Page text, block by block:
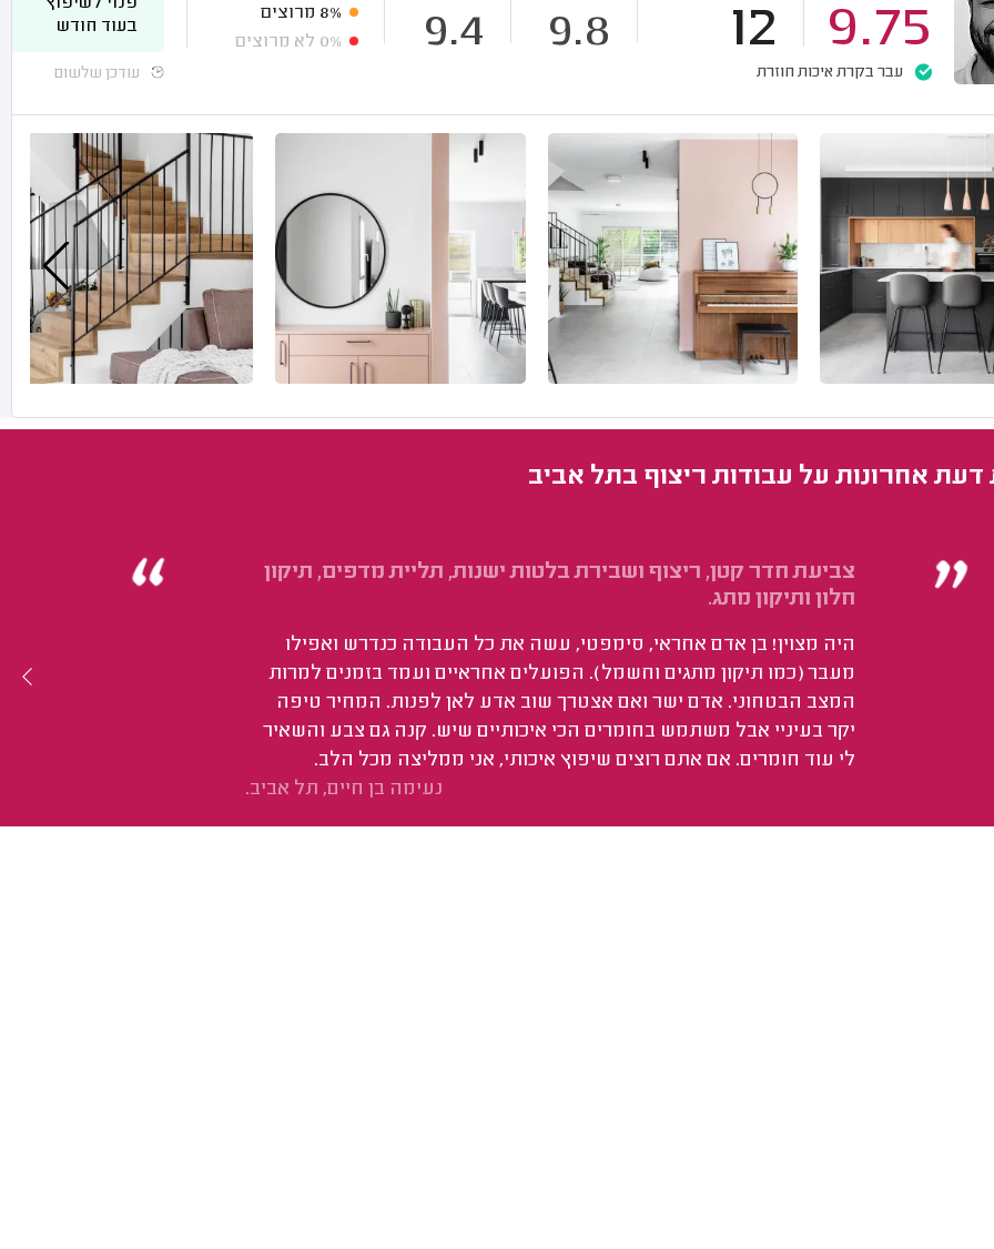
9.75
12
9.8
9.4
עבר בקרת איכות חוזרת
8% מרוצים
0% לא מרוצים
בעוד חודש
עודכן שלשום
דעת אחרונות על עבודות ריצוף בתל אביב
צביעת חדר קטן, ריצוף ושבירת בלטות ישנות, תליית מדפים, תיקון
חלון ותיקון מתג.
היה מצוין! בן אדם אחראי, סימפטי, עשה את כל העבודה כנדרש ואפילו
מעבר (כמו תיקון מתגים וחשמל). הפועלים אחראיים ועמד בזמנים למרות
המצב הבטחוני. אדם ישר ואם אצטרך שוב אדע לאן לפנות. המחיר טיפה
יקר בעיניי אבל משתמש בחומרים הכי איכותיים שיש. קנה גם צבע והשאיר
לי עוד חומרים. אם אתם רוצים שיפוץ איכותי, אני ממליצה מכל הלב.
נעימה בן חיים, תל אביב.